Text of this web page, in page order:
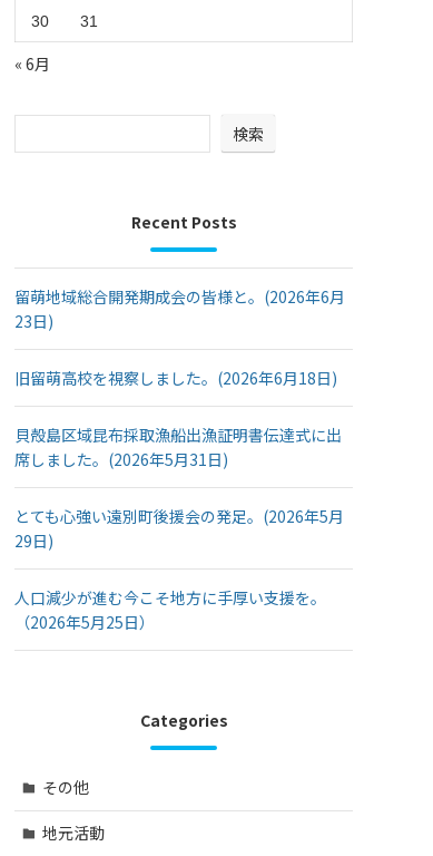
30 31
« 6月
検索
Recent Posts
留萌地域総合開発期成会の皆様と。(2026年6月
23日)
旧留萌高校を視察しました。(2026年6月18日)
貝殻島区域昆布採取漁船出漁証明書伝達式に出
席しました。(2026年5月31日)
とても心強い遠別町後援会の発足。(2026年5月
29日)
人口減少が進む今こそ地方に手厚い支援を。
（2026年5月25日）
Categories
その他
地元活動